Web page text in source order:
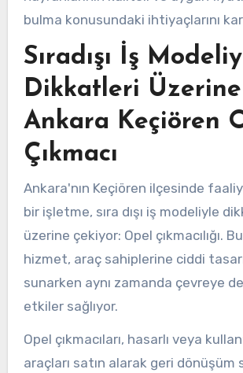
bulma konusundaki ihtiyaçlarını
Sıradışı İş
Dikkatleri
Ankara Keçiören
Çıkmacı
Ankara'nın Keçiören ilçesinde
bir işletme, sıra dışı iş modeliyle
üzerine çekiyor: Opel çıkmacılığı.
hizmet, araç sahiplerine ciddi
sunarken aynı zamanda çevreye
etkiler sağlıyor.
Opel çıkmacıları, hasarlı veya
araçları satın alarak geri dönüşüm